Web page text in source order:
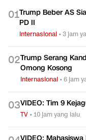
01Trump Beber AS
PD II
Internasional •3 jam
02Trump Serang
Omong Kosong
Internasional •6 jam
03VIDEO: Tim 9
TV •10 jam yang lalu
VIDEO: